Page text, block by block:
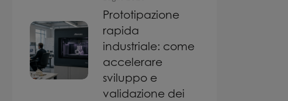
Prototipazione
rapida
industriale: come
accelerare
sviluppo e
validazione dei